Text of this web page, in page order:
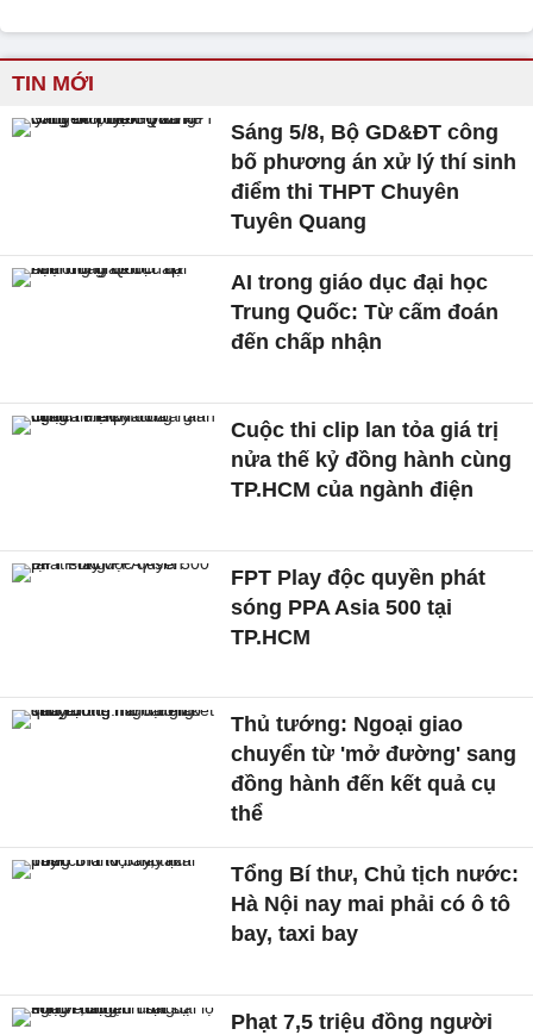
TIN MỚI
Sáng 5/8, Bộ GD&ĐT công
bố phương án xử lý thí sinh
điểm thi THPT Chuyên
Tuyên Quang
AI trong giáo dục đại học
Trung Quốc: Từ cấm đoán
đến chấp nhận
Cuộc thi clip lan tỏa giá trị
nửa thế kỷ đồng hành cùng
TP.HCM của ngành điện
FPT Play độc quyền phát
sóng PPA Asia 500 tại
TP.HCM
Thủ tướng: Ngoại giao
chuyển từ 'mở đường' sang
đồng hành đến kết quả cụ
thể
Tổng Bí thư, Chủ tịch nước:
Hà Nội nay mai phải có ô tô
bay, taxi bay
Phạt 7,5 triệu đồng người